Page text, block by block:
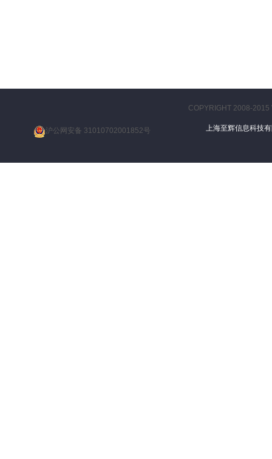
COPYRIGHT 2008-2015
上海至辉信息科技
沪公网安备 31010702001852号